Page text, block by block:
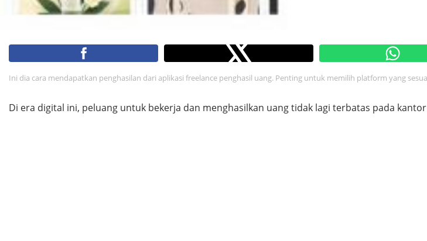
Ini dia cara mendapatkan penghasilan dari aplikasi freelance penghasil uang. Penting untuk memilih platform yang
Di era digital ini, peluang untuk bekerja dan menghasilkan uang tidak lagi terbatas pada